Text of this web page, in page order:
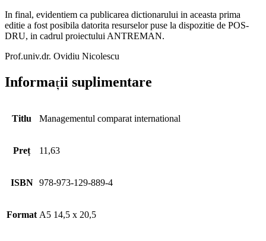
In final, evidentiem ca publicarea dictionarului in aceasta prima
editie a fost posibila datorita resurselor puse la dispozitie de POS-
DRU, in cadrul proiectului ANTREMAN.
Prof.univ.dr. Ovidiu Nicolescu
Informații suplimentare
Titlu Managementul comparat international
Preț 11,63
ISBN 978-973-129-889-4
Format A5 14,5 x 20,5